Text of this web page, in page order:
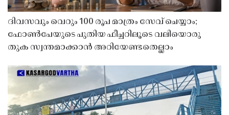
ദിവസവും വെറും 100 രൂപ മാത്രം സേവ് ചെയ്യാം;
ഫോൺപേയുടെ പുതിയ ഫീച്ചറിലൂടെ വലിയൊരു
തുക സ്വന്തമാക്കാൻ അറിയേണ്ടതെല്ലാം